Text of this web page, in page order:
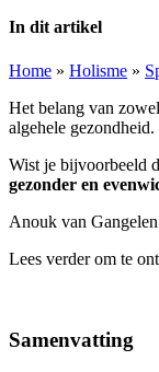
In dit artikel
Home » Holisme »
Het belang van
algehele gezondheid.
Wist je bijvoorbeeld
gezonder en
Anouk van
Lees verder om te
Samenvatting